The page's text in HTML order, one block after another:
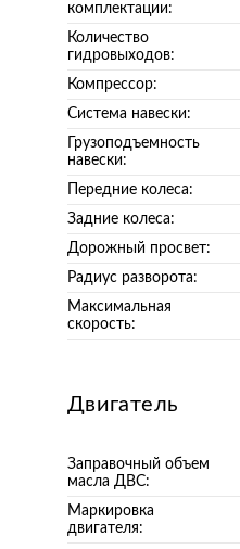
комплектации:
Количество
гидровыходов:
Компрессор:
Система навески:
Грузоподъемность
навески:
Передние колеса:
Задние колеса:
Дорожный просвет:
Радиус разворота:
Максимальная
скорость:
Двигатель
Заправочный объем
масла ДВС:
Маркировка
двигателя: